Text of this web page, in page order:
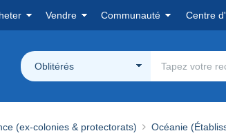
Vendre Communauté Centre
Oblitérés
(ex-colonies & protectorats) Océanie